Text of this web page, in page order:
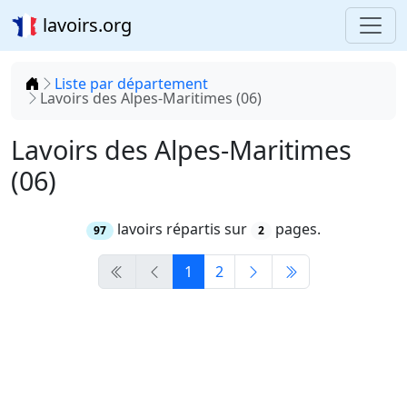
lavoirs.org
Accueil
Liste par département
Lavoirs des Alpes-Maritimes (06)
Lavoirs des Alpes-Maritimes
(06)
97 lavoirs répartis sur 2 pages.
1 2